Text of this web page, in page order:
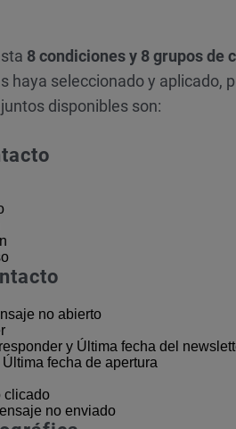
8 condiciones y 8 grupos de
haya seleccionado y aplicado,
disponibles son:
no abierto
y Última fecha del
fecha de apertura
clicado
no enviado